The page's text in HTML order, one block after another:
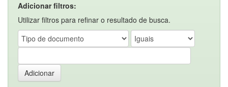
Adicionar filtros:
Utilizar filtros para refinar o resultado de busca.